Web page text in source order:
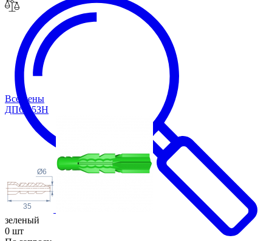
Все цены
ДП6-35ЗН
35
Ø6
зеленый
0 шт